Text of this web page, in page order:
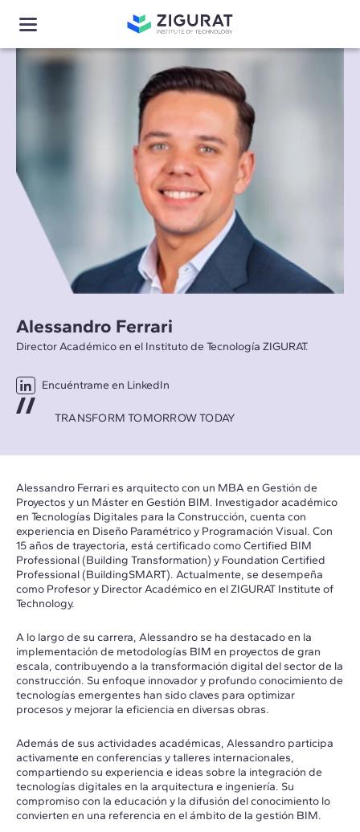
Alessandro Ferrari
Director Académico en el Instituto de Tecnología ZIGURAT.
Encuéntrame en LinkedIn
TRANSFORM TOMORROW TODAY
Alessandro Ferrari es arquitecto con un MBA en Gestión de
Proyectos y un Máster en Gestión BIM. Investigador académico
en Tecnologías Digitales para la Construcción, cuenta con
experiencia en Diseño Paramétrico y Programación Visual. Con
15 años de trayectoria, está certificado como Certified BIM
Professional (Building Transformation) y Foundation Certified
Professional (BuildingSMART). Actualmente, se desempeña
como Profesor y Director Académico en el ZIGURAT Institute of
Technology.
A lo largo de su carrera, Alessandro se ha destacado en la
implementación de metodologías BIM en proyectos de gran
escala, contribuyendo a la transformación digital del sector de la
construcción. Su enfoque innovador y profundo conocimiento de
tecnologías emergentes han sido claves para optimizar
procesos y mejorar la eficiencia en diversas obras.
Además de sus actividades académicas, Alessandro participa
activamente en conferencias y talleres internacionales,
compartiendo su experiencia e ideas sobre la integración de
tecnologías digitales en la arquitectura e ingeniería. Su
compromiso con la educación y la difusión del conocimiento lo
convierten en una referencia en el ámbito de la gestión BIM.